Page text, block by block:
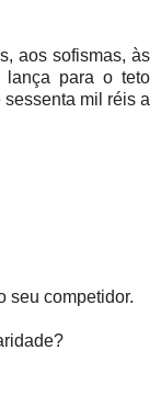
aos sofismas, às
lança para o teto
mil réis a
seu competidor.